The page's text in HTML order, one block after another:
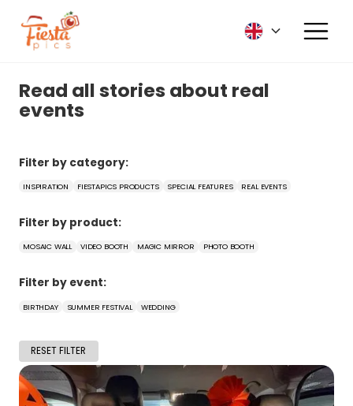
Read all stories about real
events
Filter by category:
INSPIRATION FIESTAPICS PRODUCTS SPECIAL FEATURES REAL EVENTS
Filter by product:
MOSAIC WALL VIDEO BOOTH MAGIC MIRROR PHOTO BOOTH
Filter by event:
BIRTHDAY SUMMER FESTIVAL WEDDING
RESET FILTER